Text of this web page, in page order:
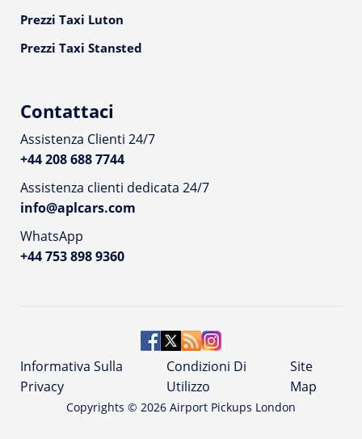
Prezzi Taxi Luton
Prezzi Taxi Stansted
Contattaci
Assistenza Clienti 24/7
+44 208 688 7744
Assistenza clienti dedicata 24/7
info@aplcars.com
WhatsApp
+44 753 898 9360
Copyrights © 2026 Airport Pickups London
Informativa Sulla
Privacy
Condizioni Di
Utilizzo
Site
Map